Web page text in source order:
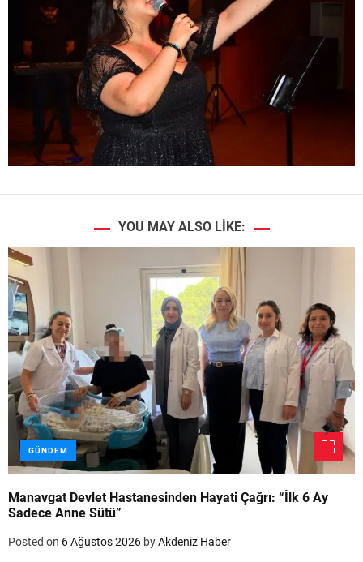
YOU MAY ALSO LIKE:
GÜNDEM
Manavgat Devlet Hastanesinden Hayati Çağrı: “İlk 6 Ay
Sadece Anne Sütü”
Posted on 6 Ağustos 2026 byAkdeniz Haber